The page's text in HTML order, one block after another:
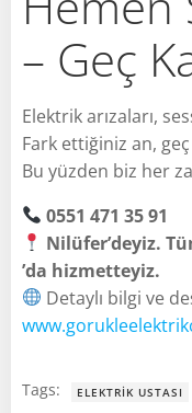
– Geç
Elektrik arızaları,
Fark ettiğiniz an,
Bu yüzden biz her
0551 471 35 91
Nilüfer’deyiz.
’da hizmetteyiz.
Detaylı bilgi ve
Tags: ELEKTRIK USTASI